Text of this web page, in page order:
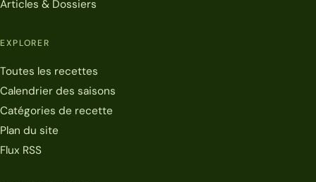
Articles & Dossiers
EXPLORER
Toutes les recettes
Calendrier des saisons
Catégories de recette
Plan du site
Flux RSS